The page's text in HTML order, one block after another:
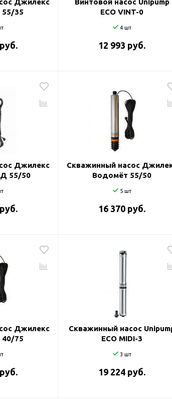
Джилекс
35
Винтовой насос Unipump
ECO VINT-0
4 шт
12 993 руб.
Джилекс
55/50
Скважинный насос
Водомёт 55/50
5 шт
16 370 руб.
Джилекс
75
Скважинный насос
ECO MIDI-3
3 шт
19 224 руб.